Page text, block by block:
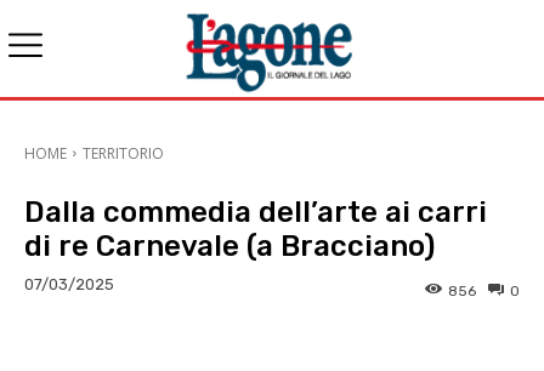
HOME TERRITORIO
Dalla commedia dell’arte ai carri
di re Carnevale (a Bracciano)
07/03/2025 0
856